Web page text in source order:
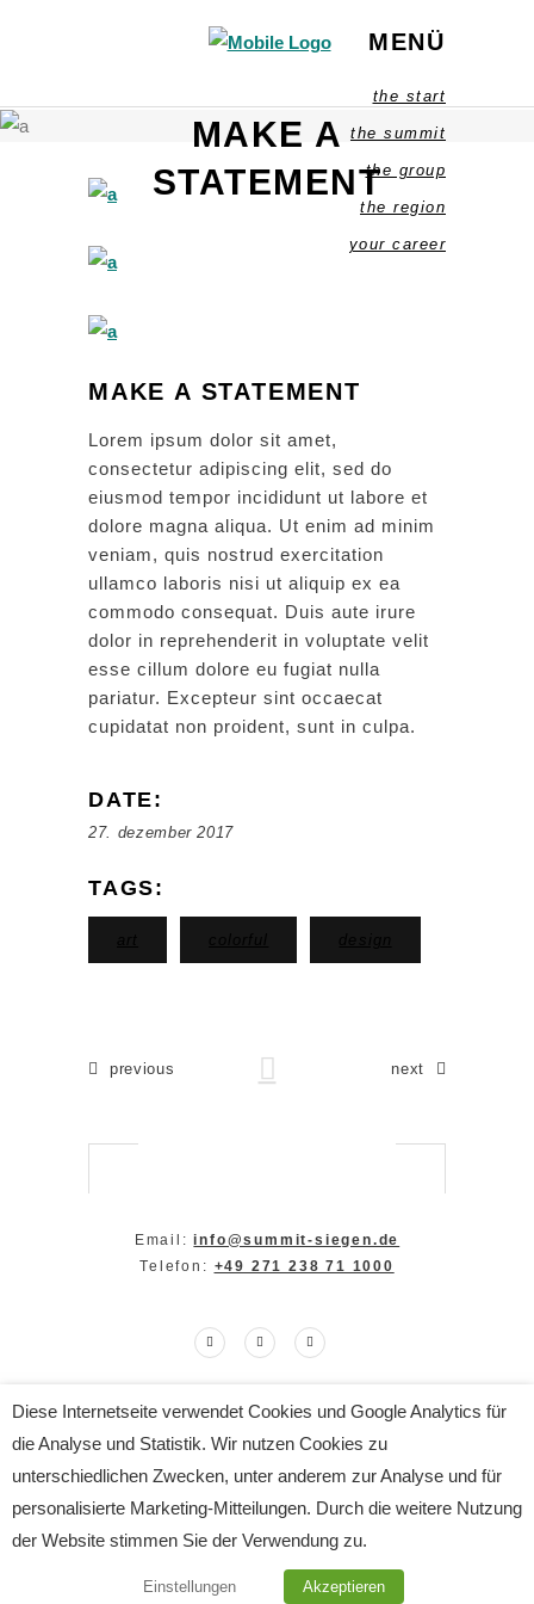
MENÜ
the start
the summit
the group
the region
your career
MAKE A
STATEMENT
MAKE A STATEMENT
Lorem ipsum dolor sit amet,
consectetur adipiscing elit, sed do
eiusmod tempor incididunt ut labore et
dolore magna aliqua. Ut enim ad minim
veniam, quis nostrud exercitation
ullamco laboris nisi ut aliquip ex ea
commodo consequat. Duis aute irure
dolor in reprehenderit in voluptate velit
esse cillum dolore eu fugiat nulla
pariatur. Excepteur sint occaecat
cupidatat non proident, sunt in culpa.
DATE:
27. dezember 2017
TAGS:
previous next
Email:info@summit-siegen.de
Telefon: +49 271 238 71 1000
Copyright The SUMMIT 2024
All Rights Reserved
Impressum|Datenschutz
Diese Internetseite verwendet Cookies und Google Analytics für
die Analyse und Statistik. Wir nutzen Cookies zu
unterschiedlichen Zwecken, unter anderem zur Analyse und für
personalisierte Marketing-Mitteilungen. Durch die weitere Nutzung
der Website stimmen Sie der Verwendung zu.
Einstellungen Akzeptieren